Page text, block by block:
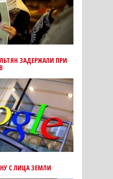
ЗАДЕРЖАЛИ ПРИ
С ЛИЦА ЗЕМЛИ